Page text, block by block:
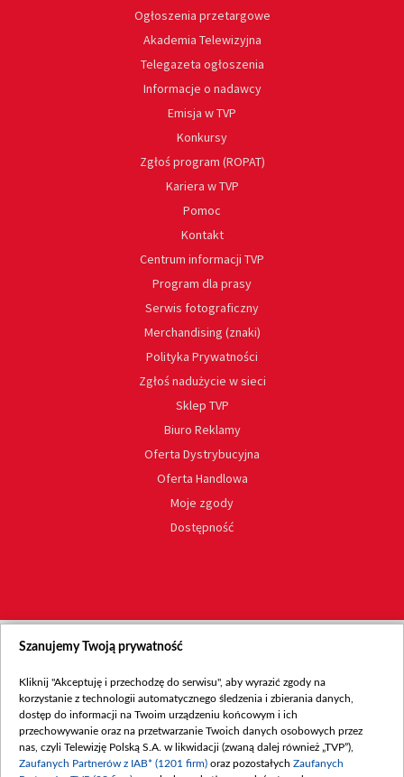
Ogłoszenia przetargowe
Akademia Telewizyjna
Telegazeta ogłoszenia
Informacje o nadawcy
Emisja w TVP
Konkursy
Zgłoś program (ROPAT)
Kariera w TVP
Pomoc
Kontakt
Centrum informacji TVP
Program dla prasy
Serwis fotograficzny
Merchandising (znaki)
Polityka Prywatności
Zgłoś nadużycie w sieci
Sklep TVP
Biuro Reklamy
Oferta Dystrybucyjna
Oferta Handlowa
Moje zgody
Dostępność
Szanujemy Twoją prywatność
Kliknij "Akceptuję i przechodzę do serwisu", aby wyrazić zgody na
korzystanie z technologii automatycznego śledzenia i zbierania danych,
dostęp do informacji na Twoim urządzeniu końcowym i ich
przechowywanie oraz na przetwarzanie Twoich danych osobowych przez
nas, czyli Telewizję Polską S.A. w likwidacji (zwaną dalej również „TVP”),
Zaufanych Partnerów z IAB* (1201 firm) oraz pozostałych Zaufanych